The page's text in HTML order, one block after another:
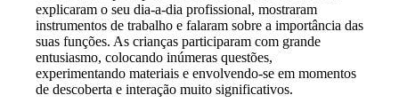
explicaram o seu dia-a-dia profissional, mostraram
instrumentos de trabalho e falaram sobre a importância das
suas funções. As crianças participaram com grande
entusiasmo, colocando inúmeras questões,
experimentando materiais e envolvendo-se em momentos
de descoberta e interação muito significativos.